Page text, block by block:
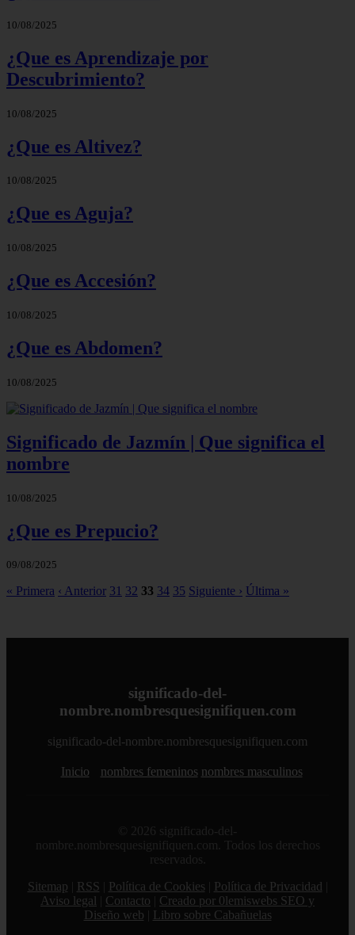
10/08/2025
¿Que es Aprendizaje por
Descubrimiento?
10/08/2025
¿Que es Altivez?
10/08/2025
¿Que es Aguja?
10/08/2025
¿Que es Accesión?
10/08/2025
¿Que es Abdomen?
10/08/2025
Significado de Jazmín | Que significa el
nombre
10/08/2025
¿Que es Prepucio?
09/08/2025
« Primera ‹ Anterior 31 32 33 34 35 Siguiente › Última »
significado-del-
nombre.nombresquesignifiquen.com
significado-del-nombre.nombresquesignifiquen.com
Inicio nombres femeninos nombres masculinos
© 2026 significado-del-
nombre.nombresquesignifiquen.com. Todos los derechos
reservados.
Sitemap
RSS Política de Cookies Política de Privacidad
Aviso legal
Contacto
Creado por 0lemiswebs SEO y
Diseño web
Libro sobre Cabañuelas